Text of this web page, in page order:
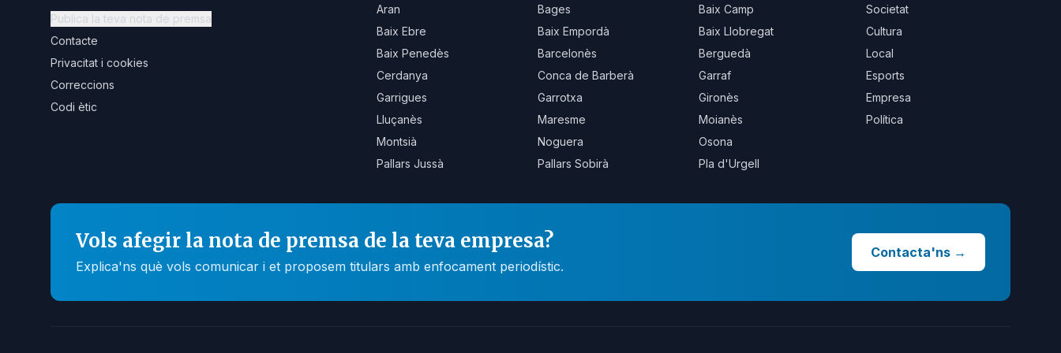
Publica la teva nota de premsa
Contacte
Privacitat i cookies
Correccions
Codi ètic
Aran
Bages
Baix Camp
Baix Ebre
Baix Empordà
Baix Llobregat
Baix Penedès
Barcelonès
Berguedà
Cerdanya
Conca de Barberà
Garraf
Garrigues
Garrotxa
Gironès
Lluçanès
Maresme
Moianès
Montsià
Noguera
Osona
Pallars Jussà
Pallars Sobirà Pla d'Urgell
Societat
Cultura
Local
Esports
Empresa
Política
Vols afegir la nota de premsa de la teva empresa?
Explica'ns què vols comunicar i et proposem titulars amb enfocament periodístic.
Contacta'ns →